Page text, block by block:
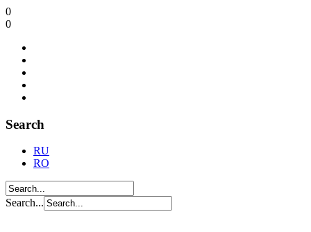
0
0
Search
RU
RO
Search...